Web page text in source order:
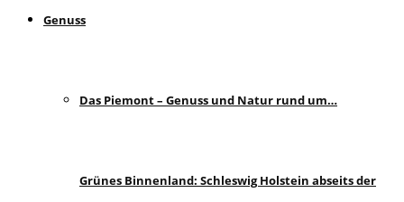
Genuss
Das Piemont – Genuss und Natur rund um…
Grünes Binnenland: Schleswig Holstein abseits der